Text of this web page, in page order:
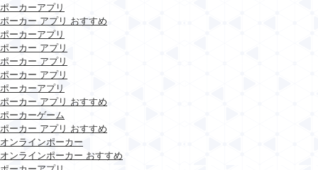
ポーカーアプリ
ポーカー アプリ おすすめ
ポーカーアプリ
ポーカー アプリ
ポーカー アプリ
ポーカー アプリ
ポーカーアプリ
ポーカー アプリ おすすめ
ポーカーゲーム
ポーカー アプリ おすすめ
オンラインポーカー
オンラインポーカー おすすめ